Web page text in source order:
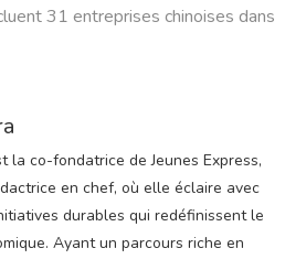
31 entreprises chinoises dans
la co-fondatrice de Jeunes Express,
en chef, où elle éclaire avec
durables qui redéfinissent le
Ayant un parcours riche en